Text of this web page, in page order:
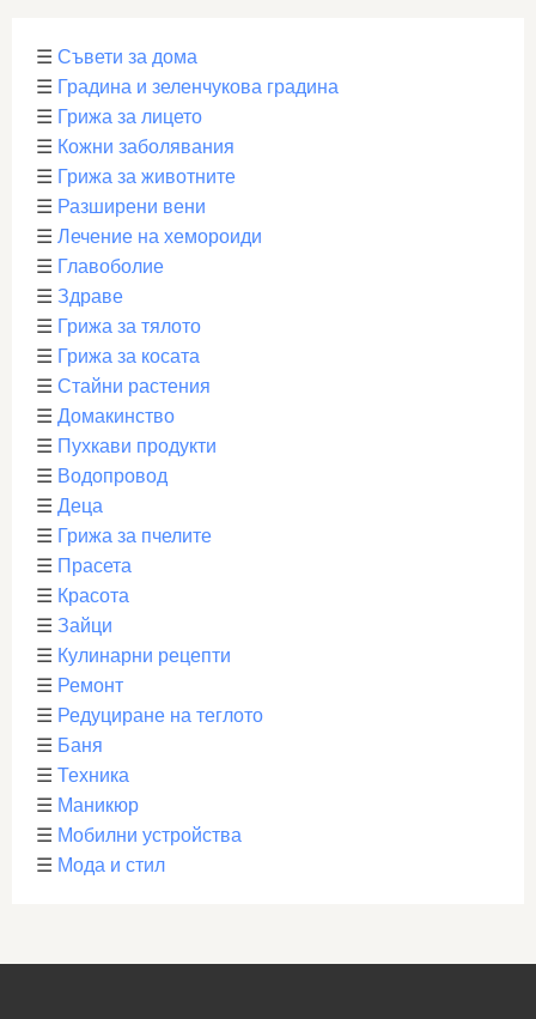
☰ Съвети за дома
☰ Градина и зеленчукова градина
☰ Грижа за лицето
☰ Кожни заболявания
☰ Грижа за животните
☰ Разширени вени
☰ Лечение на хемороиди
☰ Главоболие
☰ Здраве
☰ Грижа за тялото
☰ Грижа за косата
☰ Стайни растения
☰ Домакинство
☰ Пухкави продукти
☰ Водопровод
☰ Деца
☰ Грижа за пчелите
☰ Прасета
☰ Красота
☰ Зайци
☰ Кулинарни рецепти
☰ Ремонт
☰ Редуциране на теглото
☰ Баня
☰ Техника
☰ Маникюр
☰ Мобилни устройства
☰ Мода и стил